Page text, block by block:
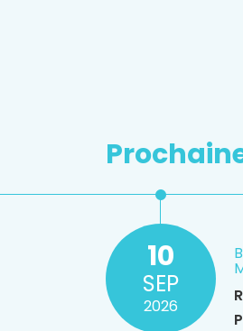
10
SEP
2026